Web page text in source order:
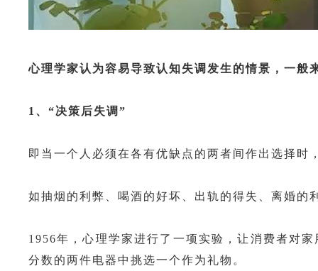
心理学家认为容易导致认知失调发生的情景，一般
1 、“决策后失调”
即当一个人必须在各有优缺点的两者间作出选择时
如抽烟的利弊、喝酒的好坏、出轨的得失、离婚的
1956年，心理学家进行了一项实验，让消费者对
分数的两件电器中挑选一个作为礼物。